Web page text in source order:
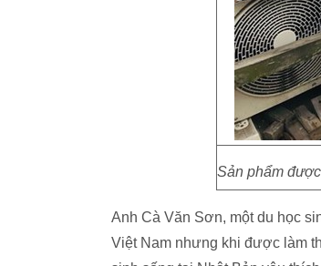
Sản phẩm
Anh Cà Văn Sơn, một du học
Việt Nam nhưng khi được làm